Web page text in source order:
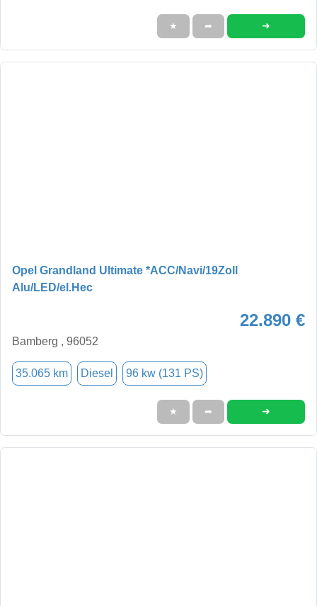
★ ➦ ➜
Opel Grandland Ultimate *ACC/Navi/19Zoll
Alu/LED/el.Hec
22.890 €
Bamberg , 96052
35.065 km Diesel 96 kw (131 PS)
★ ➦ ➜